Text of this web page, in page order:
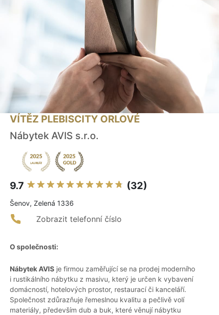
VÍTĚZ PLEBISCITY ORLOVÉ
Nábytek AVIS s.r.o.
9.7 (32)
Šenov, Zelená 1336
Zobrazit telefonní číslo
O společnosti:
Nábytek AVIS je firmou zaměřující se na prodej moderního
i rustikálního nábytku z masivu, který je určen k vybavení
domácností, hotelových prostor, restaurací či kanceláří.
Společnost zdůrazňuje řemeslnou kvalitu a pečlivě volí
materiály, především dub a buk, které věnují nábytku